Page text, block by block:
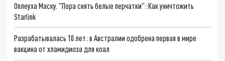
Оплеуха Маску. "Пора снять белые перчатки": Как уничтожить
Starlink
Разрабатывалась 10 лет: в Австралии одобрена первая в мире
вакцина от хламидиоза для коал